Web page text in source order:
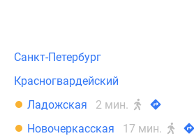
Санкт-Петербург
Красногвардейский
Ладожская
2 мин.
Новочеркасская
17 мин.